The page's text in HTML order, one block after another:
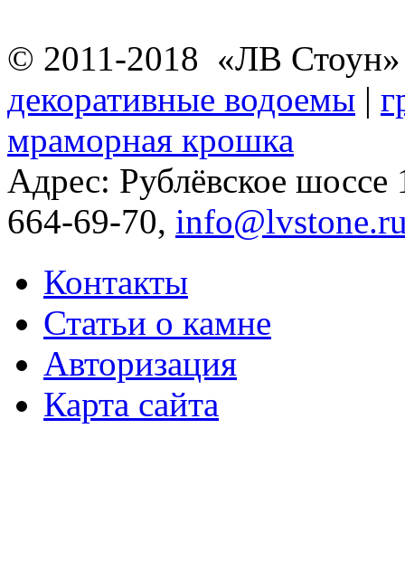
© 2011-2018 «ЛВ
декоративные водоемы |
мраморная крошка
Адрес: Рублёвское
664-69-70,
Контакты
Статьи о камне
Авторизация
Карта сайта